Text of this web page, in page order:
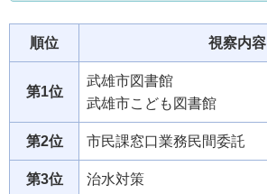
順位 視察内容
第1位
武雄市図書館
武雄市こども図書館
第2位 市民課窓口業務民間委託
第3位 治水対策